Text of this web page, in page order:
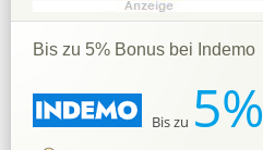
Bis zu 5% Bonus bei Indemo
Bis zu 5%